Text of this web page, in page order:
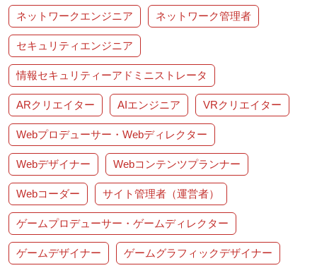
ネットワークエンジニア ネットワーク管理者
セキュリティエンジニア
情報セキュリティーアドミニストレータ
ARクリエイター AIエンジニア VRクリエイター
Webプロデューサー・Webディレクター
Webデザイナー Webコンテンツプランナー
Webコーダー サイト管理者（運営者）
ゲームプロデューサー・ゲームディレクター
ゲームデザイナー ゲームグラフィックデザイナー